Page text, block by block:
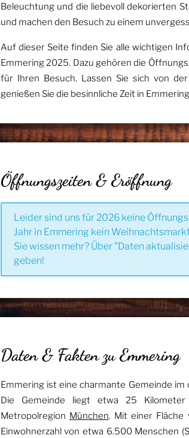
Beleuchtung und die liebevoll dekorierten
und machen den Besuch zu einem
Auf dieser Seite finden Sie alle wichtigen
Emmering 2025. Dazu gehören die
für Ihren Besuch. Lassen Sie sich von
genießen Sie die besinnliche Zeit in
Öffnungszeiten & Eröffnung
Leider sind uns für 2026 keine
Jahr in Emmering kein
Sie wissen mehr? Über "Daten
geben!
Daten & Fakten zu Emmering
Emmering ist eine charmante Gemeinde
Die Gemeinde liegt etwa 25
Metropolregion München. Mit einer Fläche
Einwohnerzahl von etwa 6.500 Menschen